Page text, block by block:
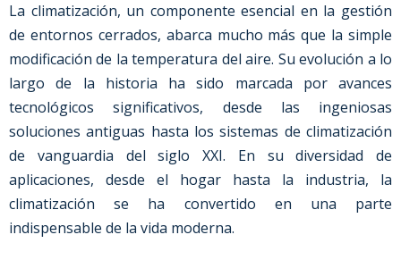
La climatización, un componente esencial en la gestión
de entornos cerrados, abarca mucho más que la simple
modificación de la temperatura del aire. Su evolución a lo
largo de la historia ha sido marcada por avances
tecnológicos significativos, desde las ingeniosas
soluciones antiguas hasta los sistemas de climatización
de vanguardia del siglo XXI. En su diversidad de
aplicaciones, desde el hogar hasta la industria, la
climatización se ha convertido en una parte
indispensable de la vida moderna.